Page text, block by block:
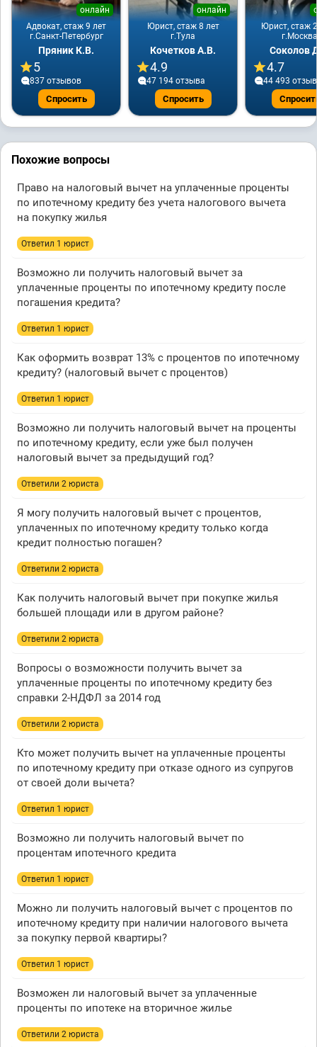
Адвокат, стаж 9 лет
онлайн
г.Санкт-Петербург
Пряник К.В.
5
837 отзывов
Спросить
Юрист, стаж 8 лет
онлайн
г.Тула
Кочетков А.В.
4.9
47 194 отзывa
Спросить
Юрист, стаж
г.Москва
Соколов
4.7
44 493
Похожие вопросы
Право на налоговый вычет на уплаченные проценты
по ипотечному кредиту без учета налогового вычета
на покупку жилья
Ответил 1 юрист
Возможно ли получить налоговый вычет за
уплаченные проценты по ипотечному кредиту после
погашения кредита?
Ответил 1 юрист
Как оформить возврат 13% с процентов по ипотечному
кредиту? (налоговый вычет с процентов)
Ответил 1 юрист
Возможно ли получить налоговый вычет на проценты
по ипотечному кредиту, если уже был получен
налоговый вычет за предыдущий год?
Ответили 2 юристa
Я могу получить налоговый вычет с процентов,
уплаченных по ипотечному кредиту только когда
кредит полностью погашен?
Ответили 2 юристa
Как получить налоговый вычет при покупке жилья
большей площади или в другом районе?
Ответили 2 юристa
Вопросы о возможности получить вычет за
уплаченные проценты по ипотечному кредиту без
справки 2-НДФЛ за 2014 год
Ответили 2 юристa
Кто может получить вычет на уплаченные проценты
по ипотечному кредиту при отказе одного из супругов
от своей доли вычета?
Ответил 1 юрист
Возможно ли получить налоговый вычет по
процентам ипотечного кредита
Ответил 1 юрист
Можно ли получить налоговый вычет с процентов по
ипотечному кредиту при наличии налогового вычета
за покупку первой квартиры?
Ответил 1 юрист
Возможен ли налоговый вычет за уплаченные
проценты по ипотеке на вторичное жилье
Ответили 2 юристa